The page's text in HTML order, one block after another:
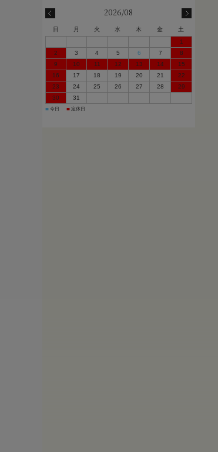
2026/08
日 月 火 水 木 金
土
1
2
3 4 5 6 7
8
9
10 11 12 13 14
15
16
17 18 19 20 21
22
23
24 25 26 27 28
29
30
31
■ 今日 ■ 定休日